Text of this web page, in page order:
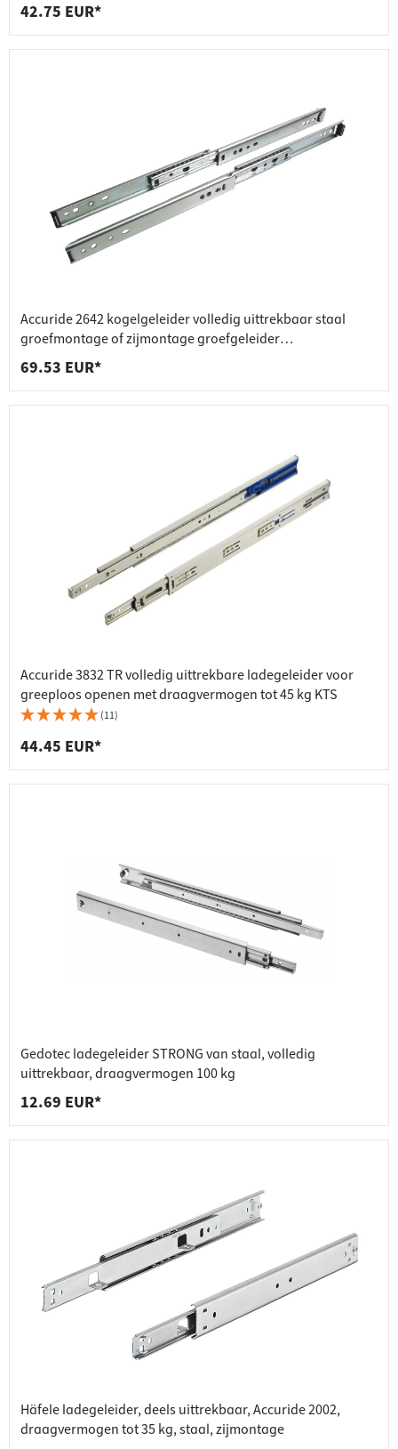
42.75 EUR*
Accuride 2642 kogelgeleider volledig uittrekbaar staal
groefmontage of zijmontage groefgeleider
draagvermogen b
69.53 EUR*
Accuride 3832 TR volledig uittrekbare ladegeleider voor
greeploos openen met draagvermogen tot 45 kg KTS
(11)
44.45 EUR*
Gedotec ladegeleider STRONG van staal, volledig
uittrekbaar, draagvermogen 100 kg
12.69 EUR*
Häfele ladegeleider, deels uittrekbaar, Accuride 2002,
draagvermogen tot 35 kg, staal, zijmontage